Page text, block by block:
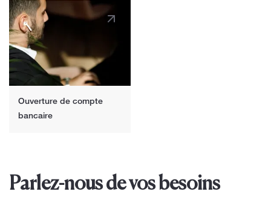
Ouverture de compte
bancaire
Parlez-nous de vos besoins